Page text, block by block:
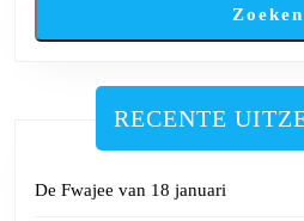
Zoeken
RECENTE
De Fwajee van 18 januari